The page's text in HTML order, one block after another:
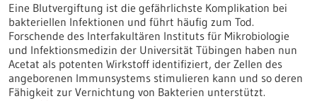
Eine Blutvergiftung ist die gefährlichste Komplikation bei
bakteriellen Infektionen und führt häufig zum Tod.
Forschende des Interfakultären Instituts für Mikrobiologie
und Infektionsmedizin der Universität Tübingen haben nun
Acetat als potenten Wirkstoff identifiziert, der Zellen des
angeborenen Immunsystems stimulieren kann und so deren
Fähigkeit zur Vernichtung von Bakterien unterstützt.